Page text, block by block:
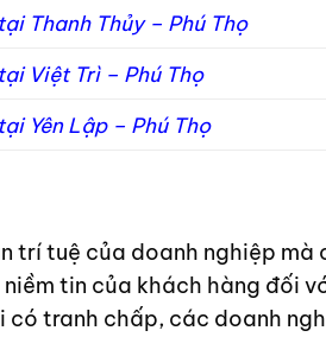
Thanh Thủy – Phú Thọ
Việt Trì – Phú Thọ
Yên Lập – Phú Thọ
trí tuệ của doanh nghiệp mà
tin của khách hàng đối
tranh chấp, các doanh